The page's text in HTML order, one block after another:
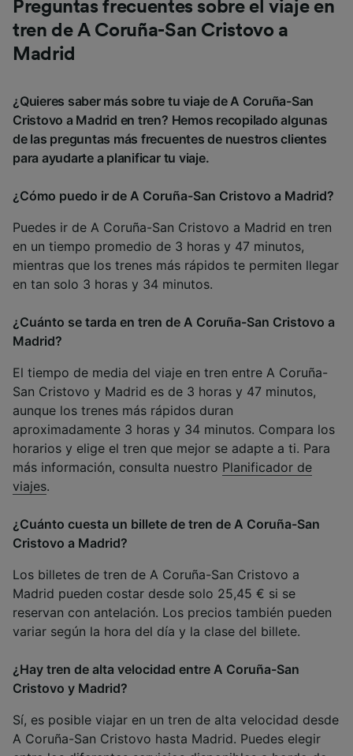
Preguntas frecuentes sobre el viaje en
tren de A Coruña-San Cristovo a
Madrid
¿Quieres saber más sobre tu viaje de A Coruña-San
Cristovo a Madrid en tren? Hemos recopilado algunas
de las preguntas más frecuentes de nuestros clientes
para ayudarte a planificar tu viaje.
¿Cómo puedo ir de A Coruña-San Cristovo a Madrid?
Puedes ir de A Coruña-San Cristovo a Madrid en tren
en un tiempo promedio de 3 horas y 47 minutos,
mientras que los trenes más rápidos te permiten llegar
en tan solo 3 horas y 34 minutos.
¿Cuánto se tarda en tren de A Coruña-San Cristovo a
Madrid?
El tiempo de media del viaje en tren entre A Coruña-
San Cristovo y Madrid es de 3 horas y 47 minutos,
aunque los trenes más rápidos duran
aproximadamente 3 horas y 34 minutos. Compara los
horarios y elige el tren que mejor se adapte a ti. Para
más información, consulta nuestro Planificador de
viajes.
¿Cuánto cuesta un billete de tren de A Coruña-San
Cristovo a Madrid?
Los billetes de tren de A Coruña-San Cristovo a
Madrid pueden costar desde solo 25,45 € si se
reservan con antelación. Los precios también pueden
variar según la hora del día y la clase del billete.
¿Hay tren de alta velocidad entre A Coruña-San
Cristovo y Madrid?
Sí, es posible viajar en un tren de alta velocidad desde
A Coruña-San Cristovo hasta Madrid. Puedes elegir